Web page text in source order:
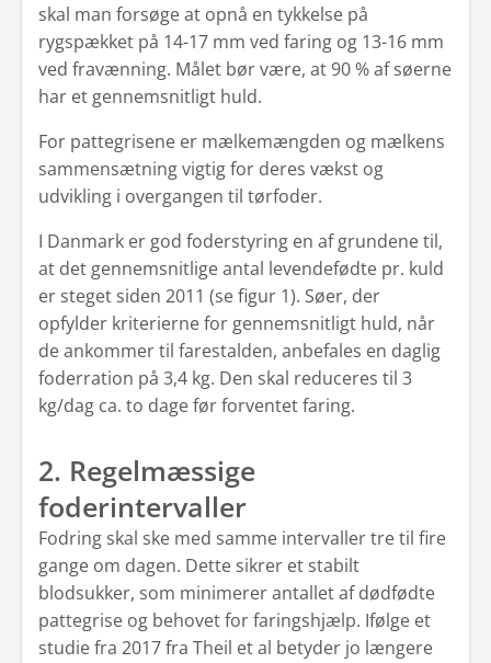
skal man forsøge at opnå en tykkelse på
rygspækket på 14-17 mm ved faring og 13-16 mm
ved fravænning. Målet bør være, at 90 % af søerne
har et gennemsnitligt huld.
For pattegrisene er mælkemængden og mælkens
sammensætning vigtig for deres vækst og
udvikling i overgangen til tørfoder.
I Danmark er god foderstyring en af grundene til,
at det gennemsnitlige antal levendefødte pr. kuld
er steget siden 2011 (se figur 1). Søer, der
opfylder kriterierne for gennemsnitligt huld, når
de ankommer til farestalden, anbefales en daglig
foderration på 3,4 kg. Den skal reduceres til 3
kg/dag ca. to dage før forventet faring.
2. Regelmæssige
foderintervaller
Fodring skal ske med samme intervaller tre til fire
gange om dagen. Dette sikrer et stabilt
blodsukker, som minimerer antallet af dødfødte
pattegrise og behovet for faringshjælp. Ifølge et
studie fra 2017 fra Theil et al betyder jo længere